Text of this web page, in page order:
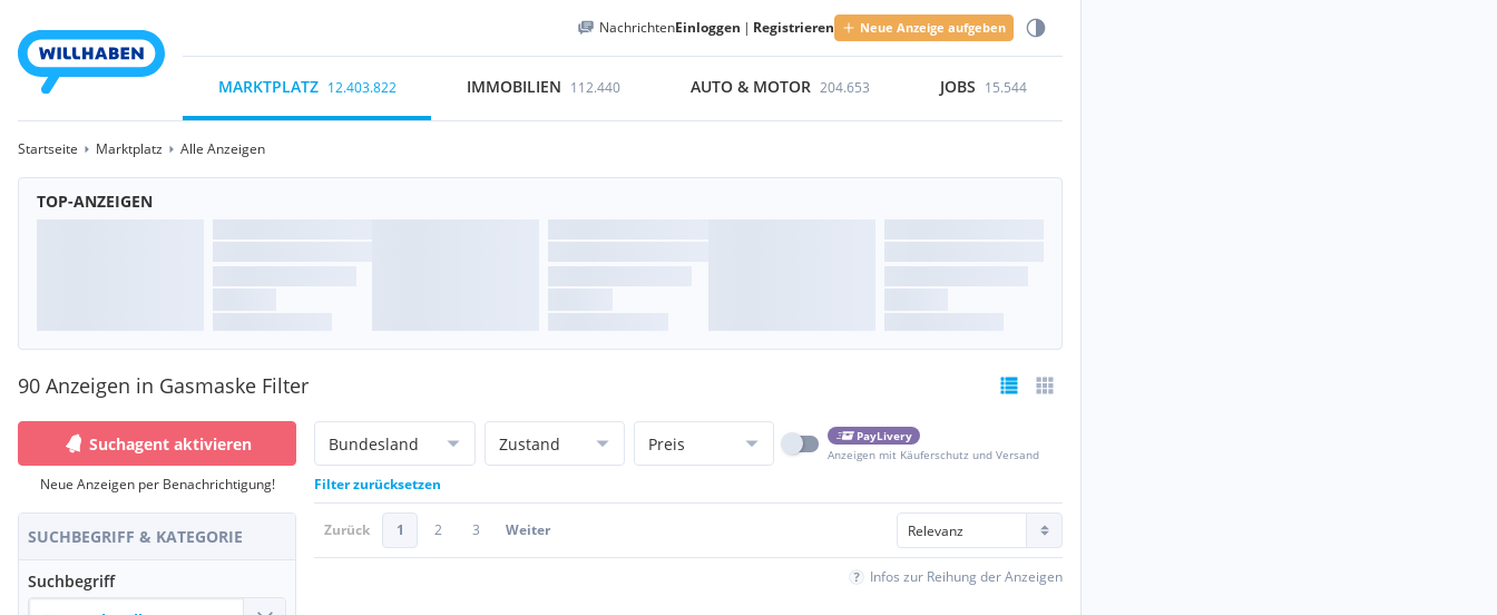
NachrichtenEinloggen | Registrieren Neue Anzeige aufgeben
MARKTPLATZ 12.403.822 IMMOBILIEN 112.440 AUTO & MOTOR 204.653 JOBS 15.544
Startseite Marktplatz Alle Anzeigen
TOP-ANZEIGEN
90 Anzeigen in Gasmaske Filter
Suchagent aktivieren
Neue Anzeigen per Benachrichtigung!
SUCHBEGRIFF & KATEGORIE
Suchbegriff
Bundesland Zustand Preis
PayLivery
Anzeigen mit Käuferschutz und Versand
Filter zurücksetzen
Zurück 1 2 3 Weiter
Infos zur Reihung der Anzeigen